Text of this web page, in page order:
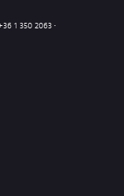
1 350 2063 •